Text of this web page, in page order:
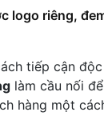
TIÊN PHONG
CHAI IN LOGO
CÁ NHÂN
logo riêng,
tiếp cận
làm cầu nối
hàng một